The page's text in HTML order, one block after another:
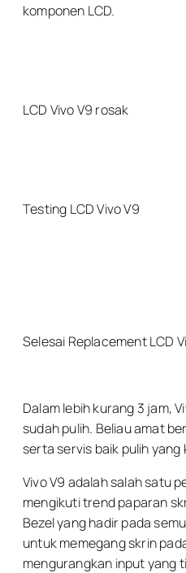
komponen LCD.
LCD Vivo V9 rosak
Testing LCD Vivo V9
Selesai Replacement LCD
Dalam lebih kurang 3 jam,
sudah pulih. Beliau amat
serta servis baik pulih yang
Vivo V9 adalah salah satu
mengikuti trend paparan
Bezel yang hadir pada
untuk memegang skrin
mengurangkan input yang